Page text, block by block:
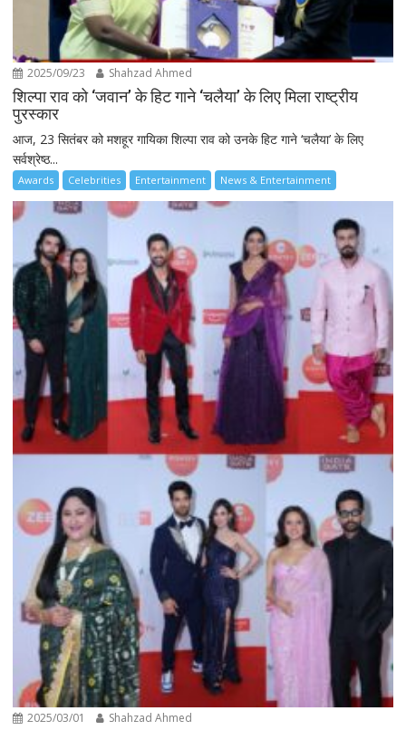
2025/09/23 Shahzad Ahmed
शिल्पा राव को ‘जवान’ के हिट गाने ‘चलैया’ के लिए मिला राष्ट्रीय
पुरस्कार
आज, 23 सितंबर को मशहूर गायिका शिल्पा राव को उनके हिट गाने ‘चलैया’ के लिए
सर्वश्रेष्ठ...
Awards Celebrities Entertainment News & Entertainment
2025/03/01 Shahzad Ahmed